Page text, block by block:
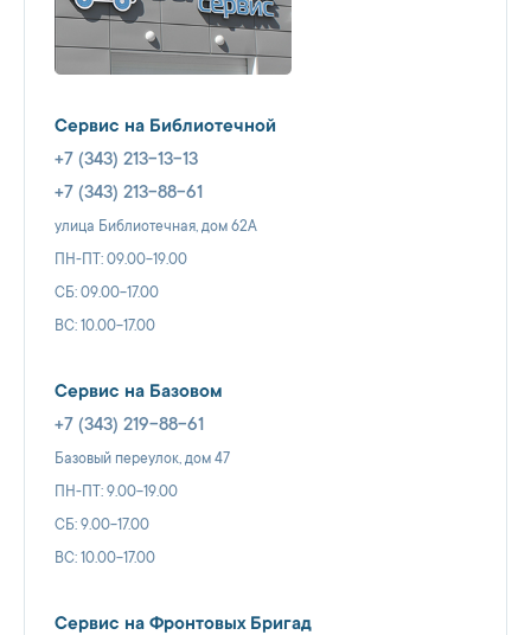
Сервис на Библиотечной
+7 (343) 213-13-13
+7 (343) 213-88-61
улица Библиотечная, дом 62А
ПН-ПТ: 09.00-19.00
СБ: 09.00-17.00
ВС: 10.00-17.00
Сервис на Базовом
+7 (343) 219-88-61
Базовый переулок, дом 47
ПН-ПТ: 9.00-19.00
СБ: 9.00-17.00
ВС: 10.00-17.00
Сервис на Фронтовых Бригад